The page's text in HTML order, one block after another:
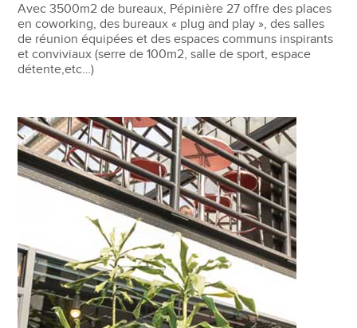
Avec 3500m2 de bureaux, Pépinière 27 offre des places
en coworking, des bureaux « plug and play », des salles
de réunion équipées et des espaces communs inspirants
et conviviaux (serre de 100m2, salle de sport, espace
détente,etc…)